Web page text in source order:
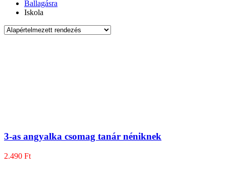
Ballagásra
Iskola
3-as angyalka csomag tanár néniknek
2.490 Ft